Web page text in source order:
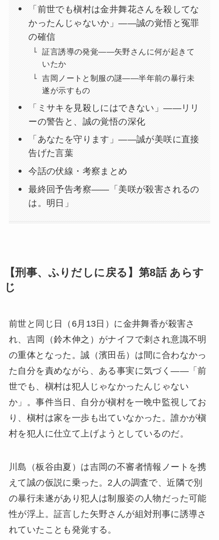
「前世でも槇村は金井舞花さんを殺してな
かったんじゃないか」——誠の覚悟と冤罪
の確信
証言誘導の発覚——矢野さんに何が起きて
いたか
吉岡ノートと制服の謎——半年前の暴行未
遂が示すもの
「ミサキを見殺しにはできない」——リリ
ーの警告と、誠の覚悟の深化
「あなたを守ります」——誠が美咲に直接
告げた言葉
今話の伏線・考察まとめ
最終回予告考察——「美咲が殺害されるの
は。明日」
【刑事、ふりだしに戻る】第8話 あらす
じ
前世と同じ日（6月13日）に金井舞香が殺害さ
れ、吉岡（鈴木伸之）がナイフで刺され意識不明
の重体となった。誠（濱田岳）は間に合わなかっ
た自分を責めながら、ある事実に気づく——「前
世でも、槇村は犯人じゃなかったんじゃない
か」。事件当日、自分が槇村を一晩中監視してお
り、槇村は家を一歩も出ていなかった。誰かが槇
村を犯人に仕立て上げようとしているのだ。
川島（板谷由夏）は吉岡の不審者情報ノートを携
えて誠の仮説に乗った。2人の調査で、近隣で別
の暴行未遂があり犯人は制服姿の人物だった可能
性が浮上。証言した矢野さんが組対刑事に誘導さ
れていたことも発覚する。